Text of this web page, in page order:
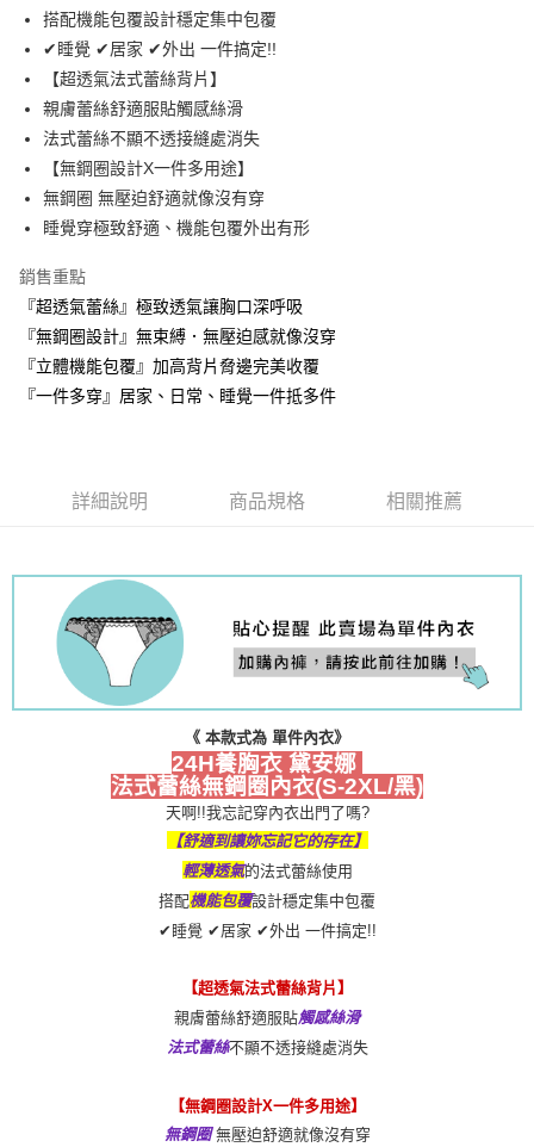
全家取貨付款
每筆NT$60，滿NT$999(含以上)免運費
付款後全家取貨
每筆NT$60，滿NT$999(含以上)免運費
711取貨付款
每筆NT$60，滿NT$999(含以上)免運費
每筆NT$60，滿NT$999(含以上)免運費
宅配-新竹貨運
每筆NT$80，滿NT$999(含以上)免運費
國際順豐速運
搭配機能包覆設計穩定集中包覆
✔睡覺 ✔居家 ✔外出 一件搞定!!
【超透氣法式蕾絲背片】
親膚蕾絲舒適服貼觸感絲滑
法式蕾絲不顯不透接縫處消失
【無鋼圈設計X一件多用途】
無鋼圈 無壓迫舒適就像沒有穿
睡覺穿極致舒適、機能包覆外出有形
銷售重點
『超透氣蕾絲』極致透氣讓胸口深呼吸
『無鋼圈設計』無束縛．無壓迫感就像沒穿
『立體機能包覆』加高背片脅邊完美收覆
『一件多穿』居家、日常、睡覺一件抵多件
詳細說明 商品規格 相關推薦
《 本款式為 單件內衣》
24H養胸衣 黛安娜
法式蕾絲無鋼圈內衣(S-2XL/黑)
天啊!!我忘記穿內衣出門了嗎?
【舒適到讓妳忘記它的存在】
輕薄透氣的法式蕾絲使用
搭配機能包覆設計穩定集中包覆
✔睡覺 ✔居家 ✔外出 一件搞定!!
【超透氣法式蕾絲背片】
親膚蕾絲舒適服貼觸感絲滑
法式蕾絲不顯不透接縫處消失
【無鋼圈設計X一件多用途】
無鋼圈 無壓迫舒適就像沒有穿